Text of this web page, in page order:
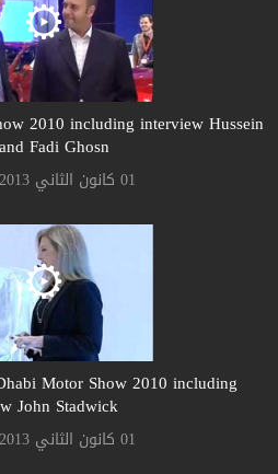
2010 including interview Hussein
Fadi Ghosn
01 كانون الثاني 2013, 12:00 ص
Motor Show 2010 including
John Stadwick
01 كانون الثاني 2013, 12:00 ص